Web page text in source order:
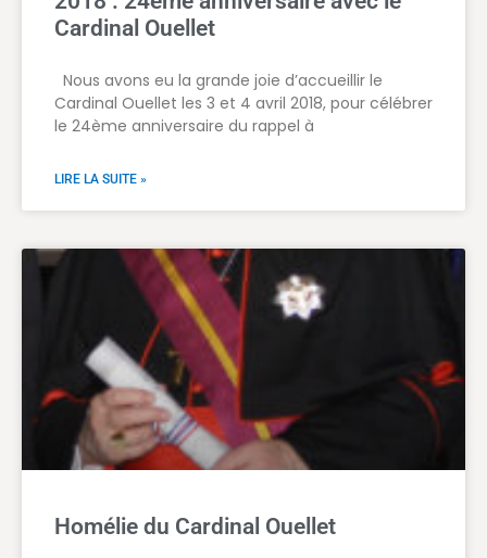
Cardinal Ouellet
Nous avons eu la grande joie d’accueillir le
Cardinal Ouellet les 3 et 4 avril 2018, pour célébrer
le 24ème anniversaire du rappel à
LIRE LA SUITE »
Homélie du Cardinal Ouellet